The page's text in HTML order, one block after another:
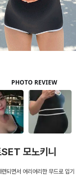
모노키니
되면서 여리여리한 무드로 입